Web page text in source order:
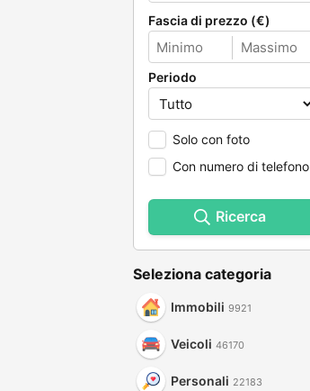
Fascia di prezzo (€)
Periodo
Solo con foto
Con numero di telefono
Ricerca
Seleziona categoria
Immobili 9921
Veicoli 46170
Personali 22183